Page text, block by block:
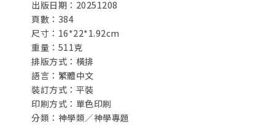
出版日期：20251208
頁數：384
尺寸：16*22*1.92cm
重量：511克
排版方式：橫排
語言：繁體中文
裝訂方式：平裝
印刷方式：單色印刷
分類：神學類／神學專題